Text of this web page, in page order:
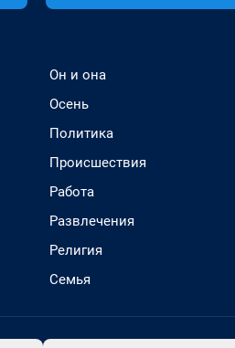
Он и она
Осень
Политика
Происшествия
Работа
Развлечения
Религия
Семья